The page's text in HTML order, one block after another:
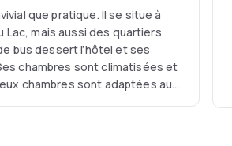
que pratique. Il se situe à
Lac, mais aussi des quartiers
bus dessert l’hôtel et ses
chambres sont climatisées et
chambres sont adaptées aux